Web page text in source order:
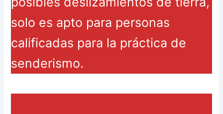
solo es apto para personas
calificadas para la práctica de
senderismo.